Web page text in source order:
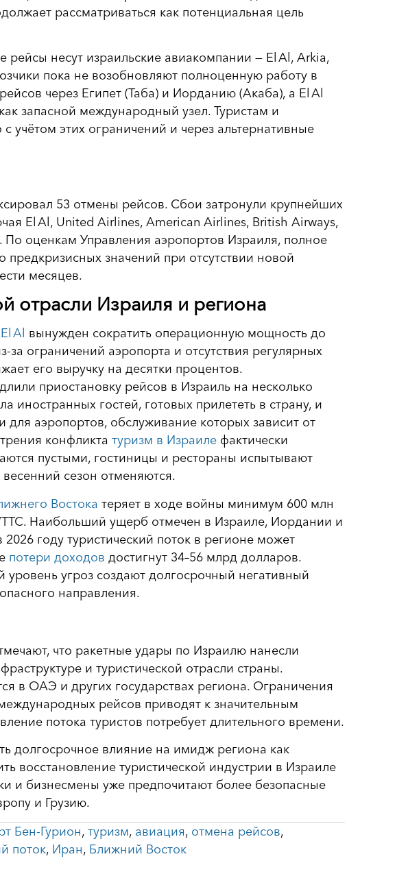
рассматриваться как потенциальная цель
несут израильские авиакомпании — El Al, Arkia,
пока не возобновляют полноценную работу в
через Египет (Таба) и Иорданию (Акаба), а El Al
запасной международный узел. Туристам и
учётом этих ограничений и через альтернативные
53 отмены рейсов. Сбои затронули крупнейших
El Al, United Airlines, American Airlines, British Airways,
По оценкам Управления аэропортов Израиля, полное
предкризисных значений при отсутствии новой
месяцев.
отрасли Израиля и региона
El Al вынужден сократить операционную мощность до
за ограничений аэропорта и отсутствия регулярных
его выручку на десятки процентов.
приостановку рейсов в Израиль на несколько
иностранных гостей, готовых прилететь в страну, и
аэропортов, обслуживание которых зависит от
конфликта туризм в Израиле фактически
пустыми, гостиницы и рестораны испытывают
сезон отменяются.
Востока теряет в ходе войны минимум 600 млн
Наибольший ущерб отмечен в Израиле, Иордании и
году туристический поток в регионе может
потери доходов достигнут 34–56 млрд долларов.
угроз создают долгосрочный негативный
направления.
что ракетные удары по Израилю нанесли
и туристической отрасли страны.
в ОАЭ и других государствах региона. Ограничения
рейсов приводят к значительным
потока туристов потребует длительного времени.
долгосрочное влияние на имидж региона как
восстановление туристической индустрии в Израиле
и бизнесмены уже предпочитают более безопасные
и Грузию.
Бен-Гурион, туризм, авиация, отмена рейсов,
поток, Иран, Ближний Восток